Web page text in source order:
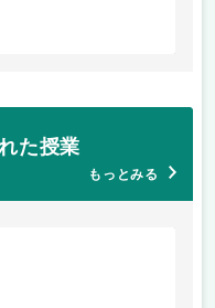
た授業
もっとみる